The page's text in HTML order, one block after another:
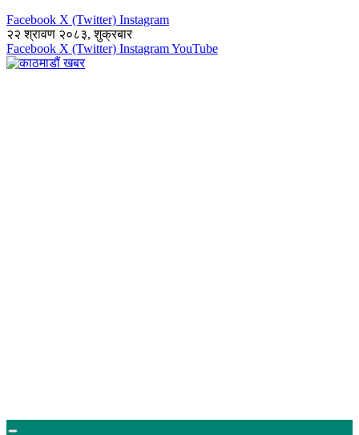
Facebook X (Twitter) Instagram
२२ श्रावण २०८३, शुक्रबार
Facebook X (Twitter) InstagramYouTube